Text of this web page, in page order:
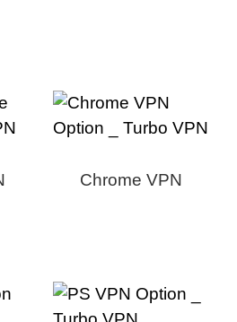
Chrome VPN